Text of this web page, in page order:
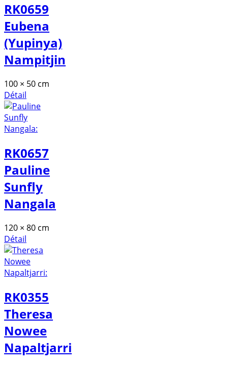
RK0659
Eubena
(Yupinya)
Nampitjin
100 × 50 cm
Détail
RK0657
Pauline
Sunfly
Nangala
120 × 80 cm
Détail
RK0355
Theresa
Nowee
Napaltjarri